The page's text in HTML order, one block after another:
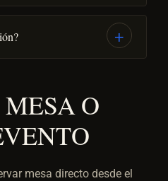
O
mesa directo desde el